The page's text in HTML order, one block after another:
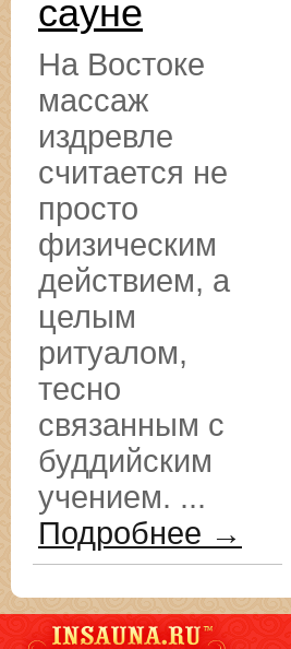
сауне
На Востоке
массаж
издревле
считается не
просто
физическим
действием, а
целым
ритуалом,
тесно
связанным с
буддийским
учением. ...
Подробнее →